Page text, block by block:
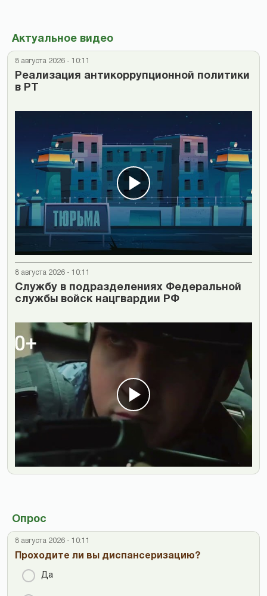
Актуальное видео
8 августа 2026 - 10:11
Реализация антикоррупционной политики
в РТ
8 августа 2026 - 10:11
Cлужбу в подразделениях Федеральной
службы войск нацгвардии РФ
Опрос
8 августа 2026 - 10:11
Проходите ли вы диспансеризацию?
Да